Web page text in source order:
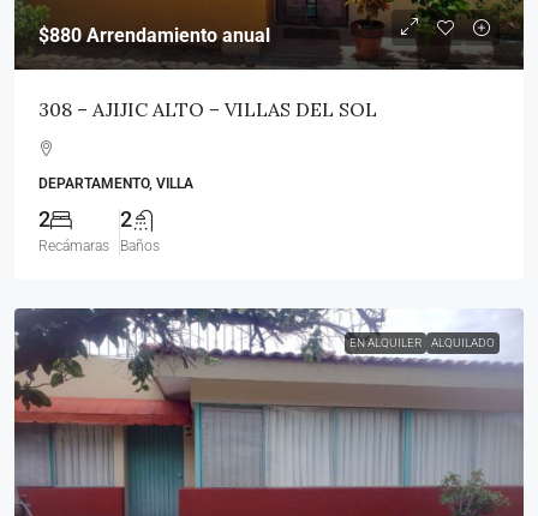
$880Arrendamiento anual
308 – AJIJIC ALTO – VILLAS DEL SOL
DEPARTAMENTO, VILLA
2
Recámaras
2
Baños
EN ALQUILER ALQUILADO